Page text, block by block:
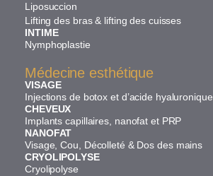
Liposuccion
Lifting des bras & lifting des cuisses
INTIME
Nymphoplastie
Médecine esthétique
VISAGE
Injections de botox et d’acide hyaluronique
CHEVEUX
Implants capillaires, nanofat et PRP
NANOFAT
Visage, Cou, Décolleté & Dos des mains
CRYOLIPOLYSE
Cryolipolyse